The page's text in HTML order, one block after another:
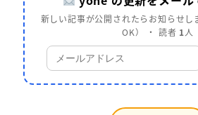
新しい記事が公開されたらお知らせし
OK） ・ 読者 1 人